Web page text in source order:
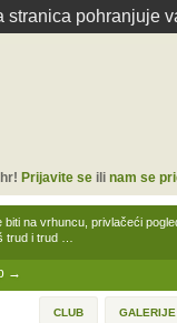
pohranjuje
→
na vrhuncu, privlačeći
trud i trud …
Prijavite seili nam se
CLUB GALERIJE